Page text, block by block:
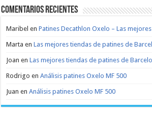
Comentarios recientes
Maribel enPatines Decathlon Oxelo – Las
Marta enLas mejores tiendas de patines de
Joan enLas mejores tiendas de patines de
Rodrigo enAnálisis patines Oxelo MF 500
Juan enAnálisis patines Oxelo MF 500